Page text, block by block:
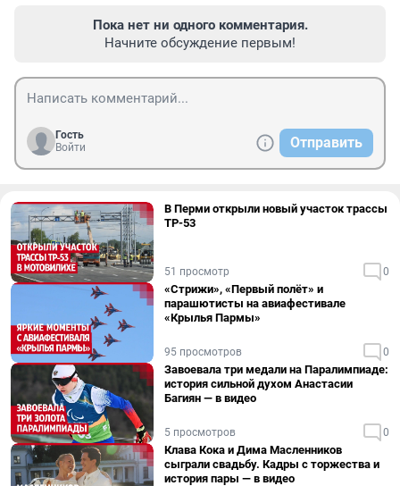
Пока нет ни одного комментария.
Начните обсуждение первым!
Гость
Войти
Отправить
В Перми открыли новый участок трассы
ТР-53
51 просмотр 0
«Стрижи», «Первый полёт» и
парашютисты на авиафестивале
«Крылья Пармы»
95 просмотров 0
Завоевала три медали на Паралимпиаде:
история сильной духом Анастасии
Багиян — в видео
5 просмотров 0
Клава Кока и Дима Масленников
сыграли свадьбу. Кадры с торжества и
история пары — в видео